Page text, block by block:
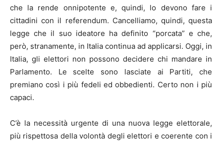
che la rende onnipotente e, quindi, lo devono fare i
cittadini con il referendum. Cancelliamo, quindi, questa
legge che il suo ideatore ha definito “porcata” e che,
però, stranamente, in Italia continua ad applicarsi. Oggi, in
Italia, gli elettori non possono decidere chi mandare in
Parlamento. Le scelte sono lasciate ai Partiti, che
premiano così i più fedeli ed obbedienti. Certo non i più
capaci.
C’è la necessità urgente di una nuova legge elettorale,
più rispettosa della volontà degli elettori e coerente con i